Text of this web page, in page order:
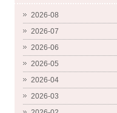
2026-08
2026-07
2026-06
2026-05
2026-04
2026-03